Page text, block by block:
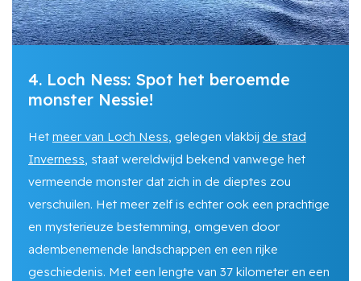
4. Loch Ness: Spot het beroemde
monster Nessie!
Het meer van Loch Ness, gelegen vlakbij de stad
Inverness, staat wereldwijd bekend vanwege het
vermeende monster dat zich in de dieptes zou
verschuilen. Het meer zelf is echter ook een prachtige
en mysterieuze bestemming, omgeven door
adembenemende landschappen en een rijke
geschiedenis. Met een lengte van 37 kilometer en een